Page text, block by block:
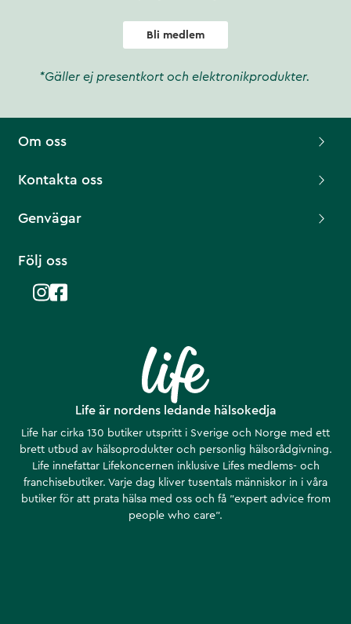
Bli medlem
*Gäller ej presentkort och elektronikprodukter.
Life är nordens ledande hälsokedja
Life har cirka 130 butiker utspritt i Sverige och Norge med ett
brett utbud av hälsoprodukter och personlig hälsorådgivning.
Life innefattar Lifekoncernen inklusive Lifes medlems- och
franchisebutiker. Varje dag kliver tusentals människor in i våra
butiker för att prata hälsa med oss och få ”expert advice from
people who care”.
Om oss
Kontakta oss
Genvägar
Följ oss